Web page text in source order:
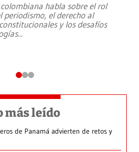
habla sobre el rol
periodismo, el derecho al
y los desafíos
...
más leído
de Panamá advierten de retos y